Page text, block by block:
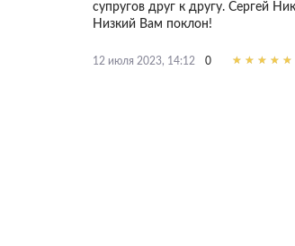
супругов друг к другу. Сергей
Низкий Вам поклон!
12 июля 2023, 14:12 0